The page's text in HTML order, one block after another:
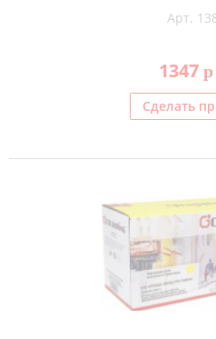
Арт.
1347 p
Сделать